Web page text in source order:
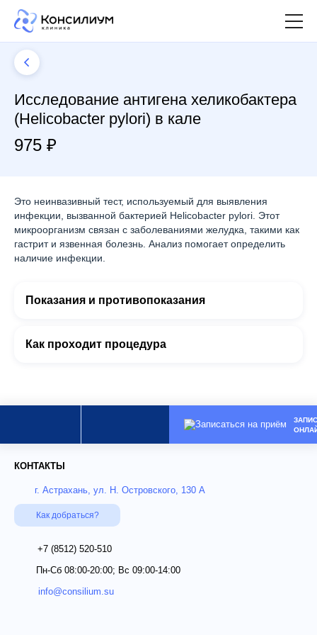
Исследование антигена хеликобактера
(Helicobacter pylori) в кале
975 ₽
Это неинвазивный тест, используемый для выявления
инфекции, вызванной бактерией Helicobacter pylori. Этот
микроорганизм связан с заболеваниями желудка, такими как
гастрит и язвенная болезнь. Анализ помогает определить
наличие инфекции.
Показания и противопоказания
Как проходит процедура
КОНТАКТЫ
г. Астрахань, ул. Н. Островского, 130 А
Как добраться?
+7 (8512) 520-510
Пн-Сб 08:00-20:00; Вс 09:00-14:00
info@consilium.su